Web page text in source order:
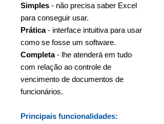
Simples - não precisa saber Excel
para conseguir usar.
Prática- interface intuitiva para usar
como se fosse um software.
Completa- lhe atenderá em tudo
com relação ao controle de
vencimento de documentos de
funcionários.
Principais funcionalidades: